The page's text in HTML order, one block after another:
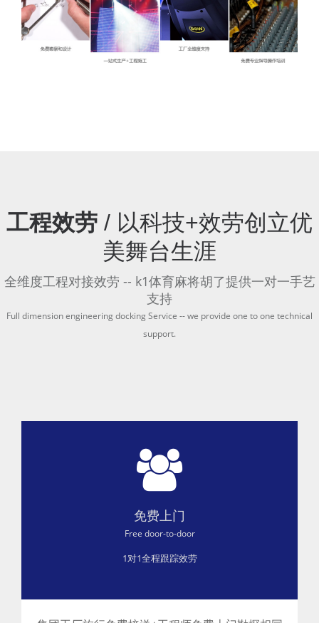
工程效劳 / 以科技+效劳创立优
美舞台生涯
全维度工程对接效劳 -- k1体育麻将胡了提供一对一手艺
支持
Full dimension engineering docking Service -- we provide one to one technical
support.
免费上门
Free door-to-door
1对1全程跟踪效劳